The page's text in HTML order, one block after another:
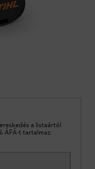
a listaártól
ÁFÁ-t tartalmaz.